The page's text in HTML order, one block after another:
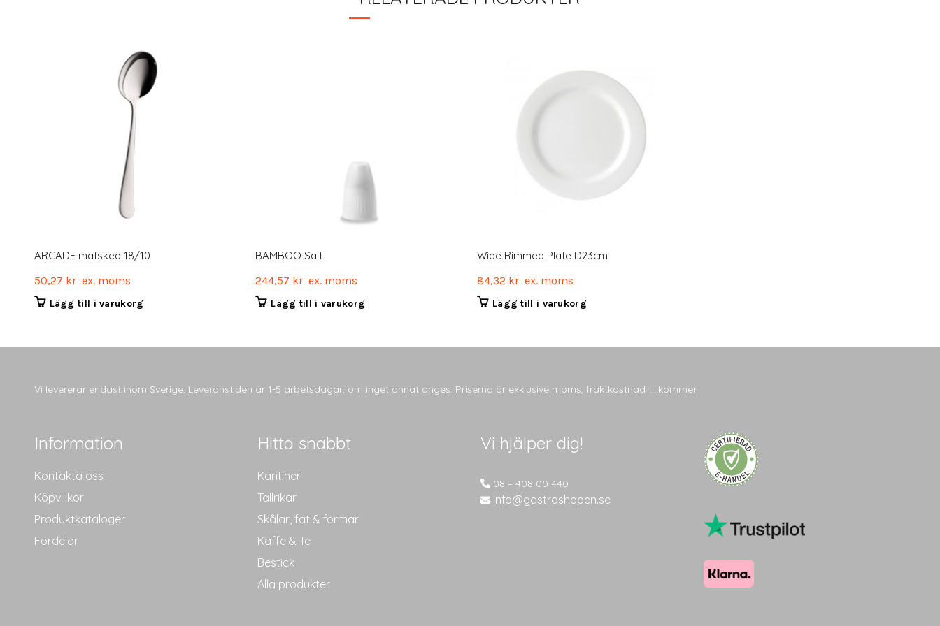
ARCADE matsked 18/10
50,27 krex. moms
Lägg till i varukorg
BAMBOO Salt
244,57 kr ex. moms
Lägg till i varukorg
Wide Rimmed Plate D23cm
84,32 krex. moms
Lägg till i varukorg
Vi levererar endast inom Sverige. Leveranstiden är 1-5 arbetsdagar, om inget annat anges. Priserna är exklusive moms, fraktkostnad tillkommer.
Information
Kontakta oss
Köpvillkor
Produktkataloger
Fördelar
Hitta snabbt
Kantiner
Tallrikar
Skålar, fat & formar
Kaffe & Te
Bestick
Alla produkter
Vi hjälper dig!
08 – 408 00 440
info@gastroshopen.se